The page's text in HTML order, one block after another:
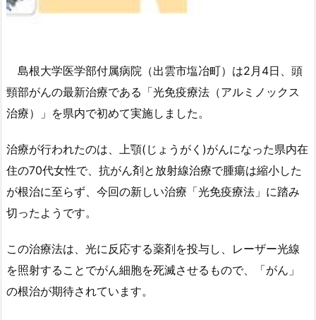
島根大学医学部付属病院（出雲市塩冶町）は2月4日、頭
頸部がんの最新治療である「光免疫療法（アルミノックス
治療）」を県内で初めて実施しました。
治療が行われたのは、上顎(じょうがく)がんになった県内在
住の70代女性で、抗がん剤と放射線治療で腫瘍は縮小した
が根治に至らず、今回の新しい治療「光免疫療法」に踏み
切ったようです。
この治療法は、光に反応する薬剤を投与し、レーザー光線
を照射することでがん細胞を死滅させるもので、「がん」
の根治が期待されています。